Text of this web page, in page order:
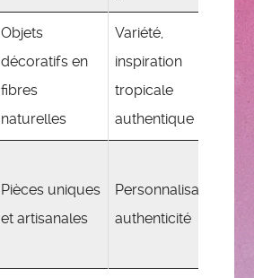
Objets
décoratifs en
fibres
naturelles
Variété,
inspiration
tropicale
authentique
Pièces uniques
et artisanales
Personnalisation,
authenticité